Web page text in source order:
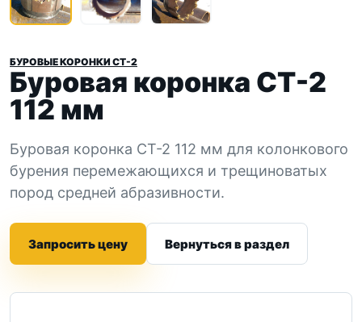
БУРОВЫЕ КОРОНКИ СТ-2
Буровая коронка СТ-2
112 мм
Буровая коронка СТ-2 112 мм для колонкового
бурения перемежающихся и трещиноватых
пород средней абразивности.
Запросить цену Вернуться в раздел